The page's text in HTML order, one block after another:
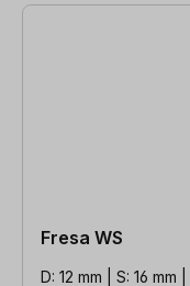
Fresa WS
D: 12 mm | S: 16